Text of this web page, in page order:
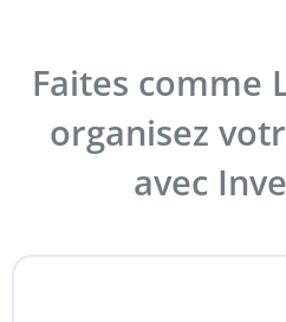
Faites comme
organisez
avec